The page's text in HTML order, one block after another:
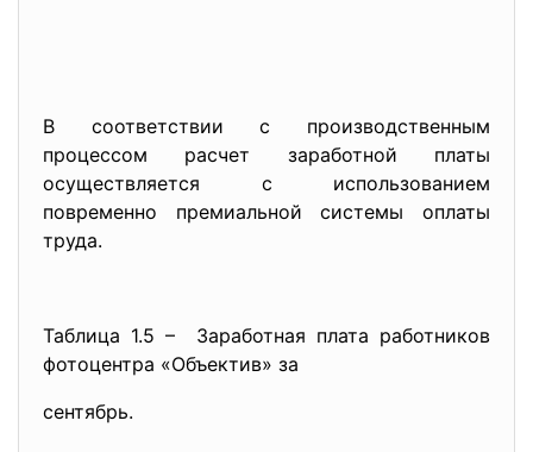
В соответствии с производственным
процессом расчет заработной платы
осуществляется с использованием
повременно премиальной системы оплаты
труда.
Таблица 1.5 – Заработная плата работников
фотоцентра «Объектив» за
сентябрь.